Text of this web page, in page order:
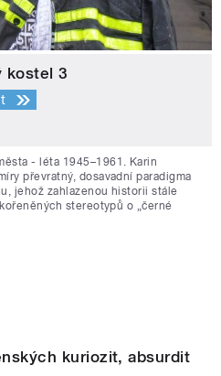
kostel 3
- léta 1945–1961. Karin
převratný, dosavadní paradigma
jehož zahlazenou historii stále
stereotypů o „černé
kuriozit, absurdit